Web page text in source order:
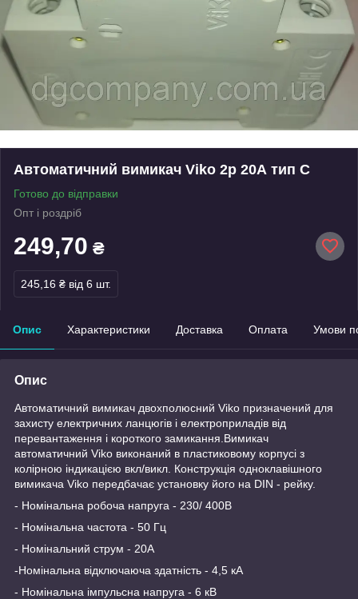
Автоматичний вимикач Viko 2p 20А тип С
Готово до відправки
Опт і роздріб
249,70 ₴
245,16 ₴ від 6 шт.
Опис Характеристики Доставка Оплата Умови
Опис
Автоматичний вимикач двохполюсний Viko призначений для
захисту електричних ланцюгів і електроприладів від
перевантаження і короткого замикання.Вимикач
автоматичний Viko виконаний в пластиковому корпусі з
колірною індикацією вкл/викл. Конструкція одноклавішного
вимикача Viko передбачає установку його на DIN - рейку.
- Номінальна робоча напруга - 230/ 400В
- Номінальна частота - 50 Гц
- Номінальний струм - 20А
-Номінальна відключаюча здатність - 4,5 кА
- Номінальна імпульсна напруга - 6 кВ